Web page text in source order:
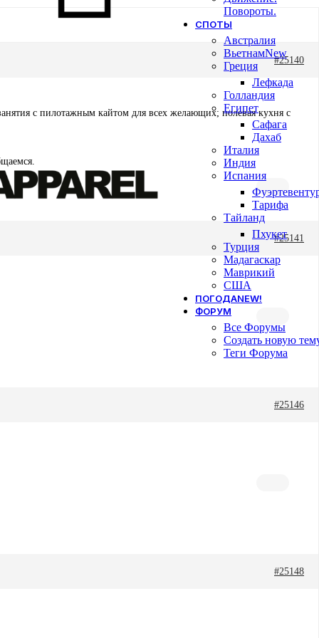
Повороты.
СПОТЫ
Австралия
ВьетнамNew
Греция
Лефкада
Голландия
Египет
Сафага
Дахаб
Италия
Индия
Испания
Тарифа
Тайланд
Пхукет
Турция
Мадагаскар
Маврикий
США
ПОГОДАNEW!
ФОРУМ
Все Форумы
Создать новую
Теги Форума
#25140
с пилотажным кайтом для всех желающих; полевая кухня с
#25141
#25146
#25148